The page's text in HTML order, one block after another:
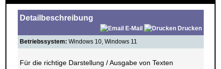
Detailbeschreibung
E-Mail
Drucken
Betriebssystem: Windows 10, Windows 11
Für die richtige Darstellung / Ausgabe von Texten